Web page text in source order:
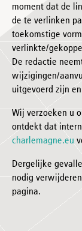
moment dat de
de te verlinken
toekomstige
verlinkte/
De redactie
wijzigingen/
uitgevoerd zijn
Wij verzoeken u
ontdekt dat
charlemagne.eu
Dergelijke
nodig
pagina.